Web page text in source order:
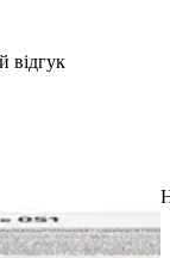
відгук